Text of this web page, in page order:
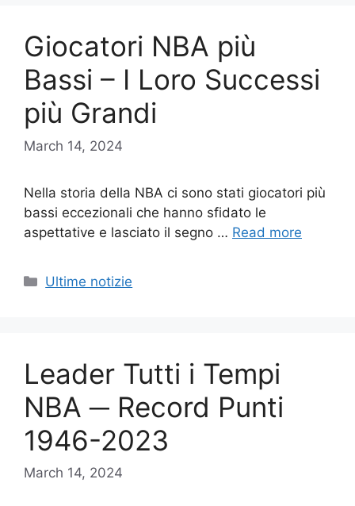
Giocatori NBA più
Bassi – I Loro Successi
più Grandi
March 14, 2024
Nella storia della NBA ci sono stati giocatori più
bassi eccezionali che hanno sfidato le
aspettative e lasciato il segno … Read more
Categories
Ultime notizie
Leader Tutti i Tempi
NBA ─ Record Punti
1946-2023
March 14, 2024